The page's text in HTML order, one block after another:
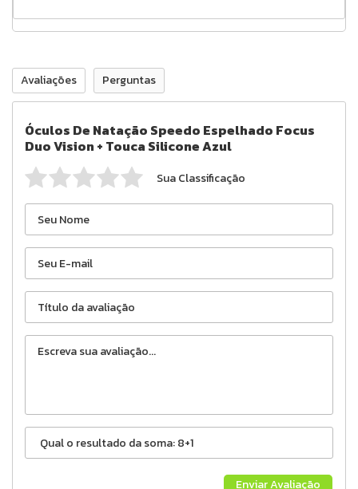
Avaliações Perguntas
Óculos De Natação Speedo Espelhado Focus
Duo Vision + Touca Silicone Azul
Sua Classificação